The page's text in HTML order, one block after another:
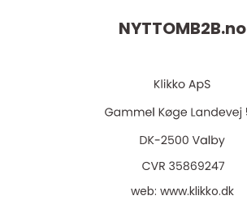
NYTTOMB2B.no
web: www.klikko.dk